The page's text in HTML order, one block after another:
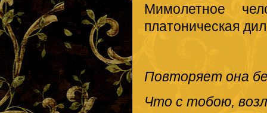
Мимолетное
платоническая
Повторяет она
Что с тобою,